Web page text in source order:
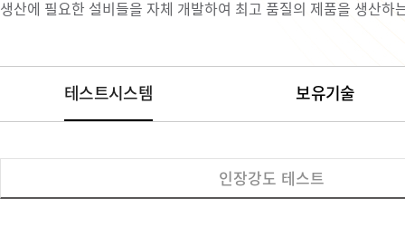
생산에 필요한 설비들을 자체 개발하여 최고 품질의 제품을 생산하
테스트시스템 보유기술
인장강도 테스트